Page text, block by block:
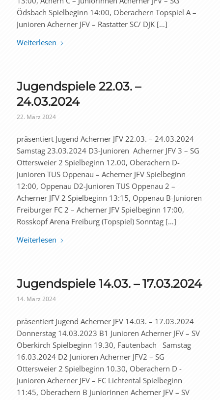
Ödsbach Spielbeginn 14:00, Oberachern Topspiel A –
Junioren Acherner JFV – Rastatter SC/ DJK […]
Weiterlesen
Jugendspiele 22.03. –
24.03.2024
22. März 2024
präsentiert Jugend Acherner JFV 22.03. – 24.03.2024
Samstag 23.03.2024 D3-Junioren Acherner JFV 3 – SG
Ottersweier 2 Spielbeginn 12.00, Oberachern D-
Junioren TUS Oppenau – Acherner JFV Spielbeginn
12:00, Oppenau D2-Junioren TUS Oppenau 2 –
Acherner JFV 2 Spielbeginn 13:15, Oppenau B-Junioren
Freiburger FC 2 – Acherner JFV Spielbeginn 17:00,
Rosskopf Arena Freiburg (Topspiel) Sonntag […]
Weiterlesen
Jugendspiele 14.03. – 17.03.2024
14. März 2024
präsentiert Jugend Acherner JFV 14.03. – 17.03.2024
Donnerstag 14.03.2023 B1 Junioren Acherner JFV – SV
Oberkirch Spielbeginn 19.30, Fautenbach Samstag
16.03.2024 D2 Junioren Acherner JFV2 – SG
Ottersweier 2 Spielbeginn 10.30, Oberachern D -
Junioren Acherner JFV – FC Lichtental Spielbeginn
11:45, Oberachern B Juniorinnen Acherner JFV – SV